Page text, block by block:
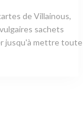
de Villainous,
sachets